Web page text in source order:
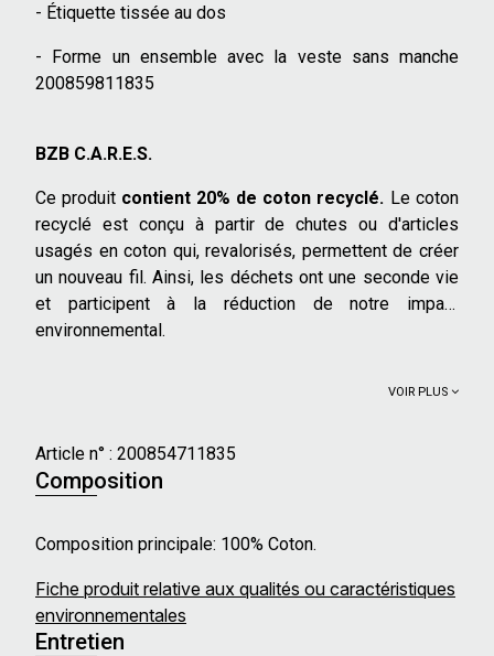
- Étiquette tissée au dos
- Forme un ensemble avec la veste sans manche
200859811835
BZB C.A.R.E.S.
Ce produit contient 20% de coton recyclé. Le coton
recyclé est conçu à partir de chutes ou d'articles
usagés en coton qui, revalorisés, permettent de créer
un nouveau fil. Ainsi, les déchets ont une seconde vie
et participent à la réduction de notre impact
environnemental.
VOIR PLUS
Article n° : 200854711835
Composition
Composition principale: 100% Coton.
Fiche produit relative aux qualités ou caractéristiques
environnementales
Entretien